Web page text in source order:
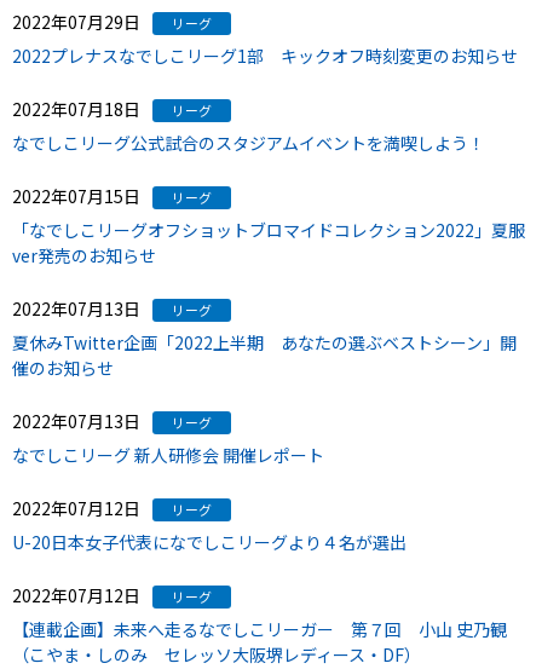
2022年07月29日 リーグ
2022プレナスなでしこリーグ1部 キックオフ時刻変更のお知らせ
2022年07月18日 リーグ
なでしこリーグ公式試合のスタジアムイベントを満喫しよう！
2022年07月15日 リーグ
「なでしこリーグオフショットブロマイドコレクション2022」夏服
ver発売のお知らせ
2022年07月13日 リーグ
夏休みTwitter企画「2022上半期 あなたの選ぶベストシーン」開
催のお知らせ
2022年07月13日 リーグ
なでしこリーグ 新人研修会 開催レポート
2022年07月12日 リーグ
U-20日本女子代表になでしこリーグより４名が選出
2022年07月12日 リーグ
【連載企画】未来へ走るなでしこリーガー 第７回 小山 史乃観
（こやま・しのみ セレッソ大阪堺レディース・DF）